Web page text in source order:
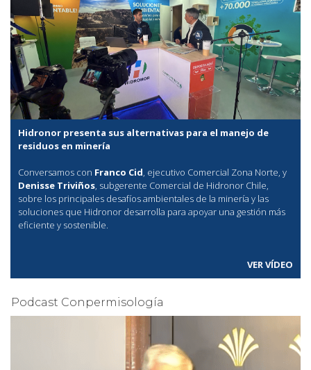
Hidronor presenta sus alternativas para el manejo de
residuos en minería
Conversamos con Franco Cid, ejecutivo Comercial Zona Norte, y
Denisse Triviños, subgerente Comercial de Hidronor Chile,
sobre los principales desafíos ambientales de la minería y las
soluciones que Hidronor desarrolla para apoyar una gestión más
eficiente y sostenible.
VER VÍDEO
Podcast Conpermisología